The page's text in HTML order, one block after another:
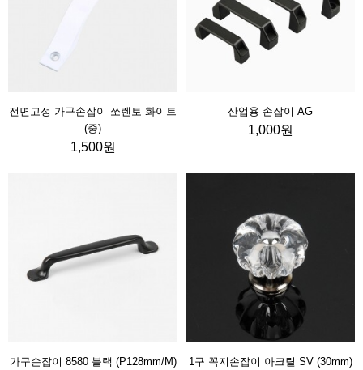
전면고정 가구손잡이 쏘렌토 화이트
(중)
1,500원
산업용 손잡이 AG
1,000원
가구손잡이 8580 블랙 (P128mm/M) 1구 꼭지손잡이 아크릴 SV (30mm)